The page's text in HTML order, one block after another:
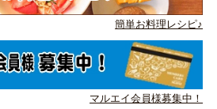
簡単お料理レシピ♪
マルエイ会員様募集中！